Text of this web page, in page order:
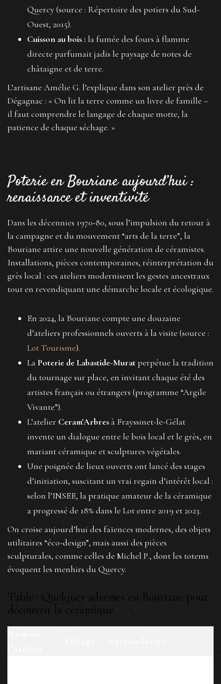
Quercy (source : Répertoire des potiers du Sud-
Ouest, 2015).
Cuisson au bois : la fumée des fours à flamme
directe parfumait jadis le paysage de notes de
châtaigne et de terre.
L’artisane Amélie G. l’explique dans son atelier près de
Dégagnac : « On lit la terre comme un livre de famille –
il faut comprendre le langage de chaque motte, la
patience de chaque séchage. »
Poterie en Bouriane aujourd’hui :
renaissance et inventivité
Dans les décennies 1970-80, sous l’impulsion du retour à
la campagne et du mouvement “arts de la terre”, la
Bouriane attire une nouvelle génération de céramistes.
Installations, pièces contemporaines, réinterprétation du
grès local : ces ateliers modernisent les gestes ancestraux
tout en revendiquant une démarche locale et écologique.
En 2024, la Bouriane compte une douzaine
d’ateliers professionnels ouverts à la visite (source :
Lot Tourisme).
La Poterie de Labastide-Muratperpétue la tradition
du tournage sur place, en invitant chaque été des
artistes français ou étrangers (programme “Argile
Vivante”).
L’atelier Ceram’Arbres à Frayssinet-le-Gélat
invente un dialogue entre le bois local et le grès, en
mariant céramique et sculptures végétales.
Une poignée de lieux ouverts ont lancé des stages
d’initiation, suscitant un vrai regain d’intérêt local :
selon l’INSEE, la pratique amateur de la céramique
a progressé de 18% dans le Lot entre 2019 et 2023.
On croise aujourd’hui des faïences modernes, des objets
utilitaires “éco-design”, mais aussi des pièces
sculpturales, comme celles de Michel P., dont les totems
évoquent les menhirs du Quercy.
Table : Quelques adresses en Bouriane pour
découvrir la céramique